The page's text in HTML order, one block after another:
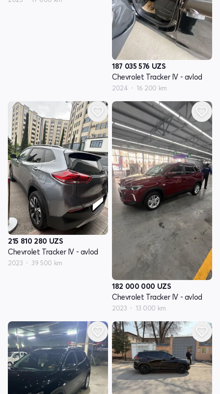
187 035 576 UZS
Chevrolet Tracker IV - avlod
2024 16 200 km
215 810 280 UZS
Chevrolet Tracker IV - avlod
2023 39 500 km
182 000 000 UZS
Chevrolet Tracker IV - avlod
2023 13 000 km